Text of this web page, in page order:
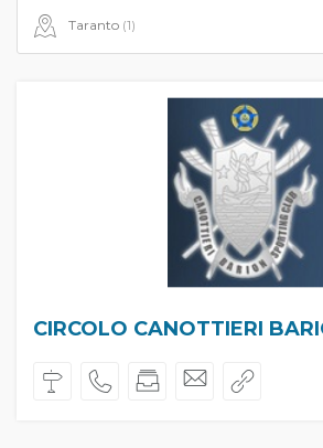
Taranto (1)
CIRCOLO CANOTTIERI